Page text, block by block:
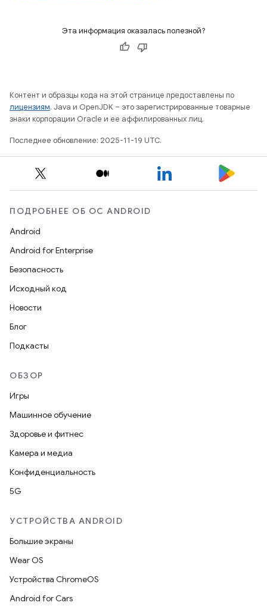
Эта информация оказалась полезной?
Контент и образцы кода на этой странице предоставлены по
лицензиям. Java и OpenJDK – это зарегистрированные товарные
знаки корпорации Oracle и ее аффилированных лиц.
Последнее обновление: 2025-11-19 UTC.
ПОДРОБНЕЕ ОБ ОС ANDROID
Android
Android for Enterprise
Безопасность
Исходный код
Новости
Блог
Подкасты
ОБЗОР
Игры
Машинное обучение
Здоровье и фитнес
Камера и медиа
Конфиденциальность
5G
УСТРОЙСТВА ANDROID
Большие экраны
Wear OS
Устройства ChromeOS
Android for Cars